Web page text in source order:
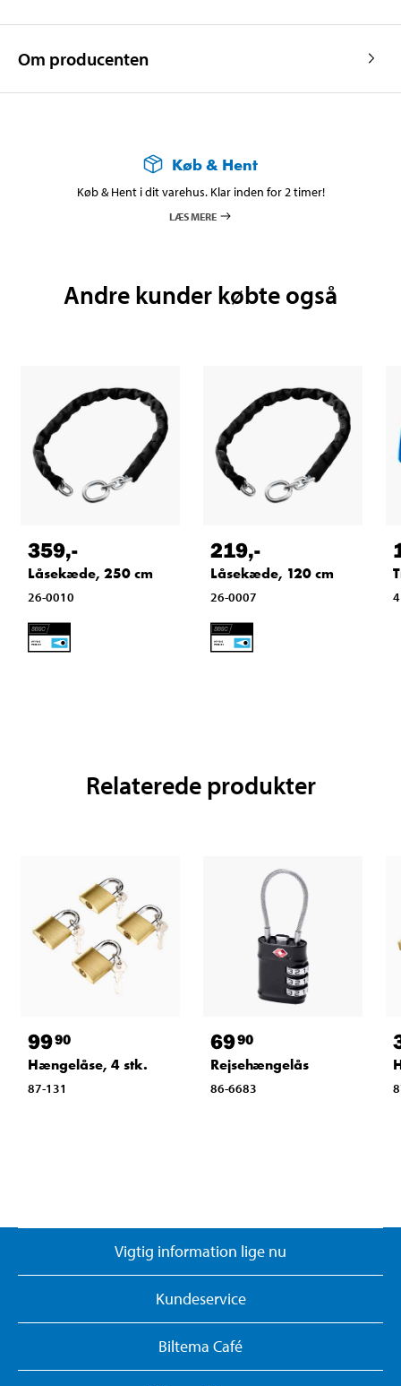
Om producenten
Køb & Hent
Køb & Hent i dit varehus. Klar inden for 2 timer!
LÆS MERE
Andre kunder købte også
359,-
Låsekæde, 250 cm
26-0010
219,-
Låsekæde, 120 cm
26-0007
Relaterede produkter
9990
Hængelåse, 4 stk.
87-131
6990
Rejsehængelås
86-6683
Vigtig information lige nu
Kundeservice
Biltema Café